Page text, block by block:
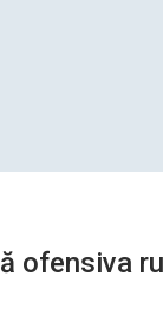
ofensiva